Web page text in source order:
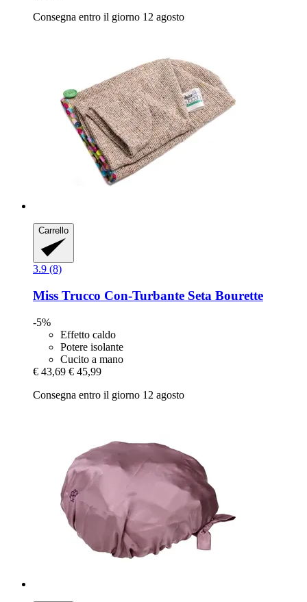
Consegna entro il giorno 12 agosto
Carrello
3.9 (8)
Miss Trucco Con-​Turbante Seta Bourette
-5%
Effetto caldo
Potere isolante
Cucito a mano
€ 43,69 € 45,99
Consegna entro il giorno 12 agosto